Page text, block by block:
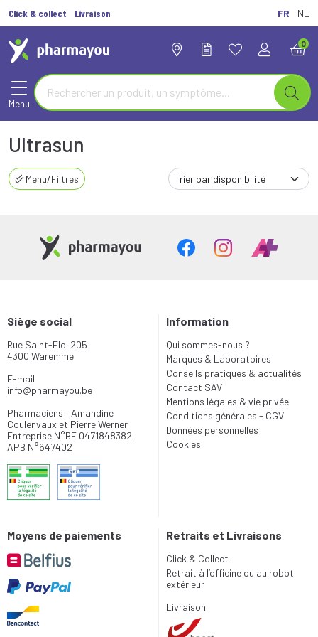
Click & collect Livraison FR NL
0
Menu
Ultrasun
Menu/Filtres
Siège social
Rue Saint-Eloi 205
4300 Waremme
E-mail
info@pharmayou.be
Pharmaciens : Amandine
Coulenvaux et Pierre Werner
Entreprise N°BE 0471848382
APB N°647402
Information
Qui sommes-nous ?
Marques & Laboratoires
Conseils pratiques & actualités
Contact SAV
Mentions légales & vie privée
Conditions générales - CGV
Données personnelles
Cookies
Moyens de paiements Retraits et Livraisons
Click & Collect
Retrait à l’officine ou au robot
extérieur
Livraison